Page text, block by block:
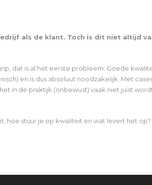
als de klant. Toch is dit niet altijd
dat is al het eerste probleem. Goede
en is dus absoluut noodzakelijk. Met
in de praktijk (onbewust) vaak niet juist
hoe stuur je op kwaliteit en wat levert het op?